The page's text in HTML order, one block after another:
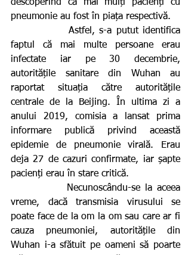
descoperind că mai mulți pacienți cu
pneumonie au fost în piața respectivă.
faptul că mai multe persoane erau
infectate iar pe 30 decembrie,
autoritățile sanitare din Wuhan au
raportat situația către autoritățile
centrale de la Beijing. În ultima zi a
anului 2019, comisia a lansat prima
informare publică privind această
epidemie de pneumonie virală. Erau
deja 27 de cazuri confirmate, iar șapte
pacienți erau în stare critică.
vreme, dacă transmisia virusului se
poate face de la om la om sau care ar fi
cauza pneumoniei, autoritățile din
Wuhan i-a sfătuit pe oameni să poarte